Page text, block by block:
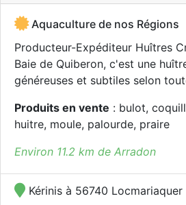
Aquaculture de nos Régions
Producteur-Expéditeur Huîtres
Baie de Quiberon, c'est une
généreuses et subtiles selon
Produits en vente : bulot,
huitre, moule, palourde, praire
Environ 11.2 km de Arradon
Kérinis à 56740 Locmariaquer